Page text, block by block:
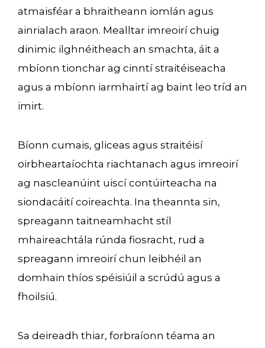
atmaisféar a bhraitheann iomlán agus
ainrialach araon. Mealltar imreoirí chuig
dinimic ilghnéitheach an smachta, áit a
mbíonn tionchar ag cinntí straitéiseacha
agus a mbíonn iarmhairtí ag baint leo tríd an
imirt.
Bíonn cumais, gliceas agus straitéisí
oirbheartaíochta riachtanach agus imreoirí
ag nascleanúint uiscí contúirteacha na
siondacáití coireachta. Ina theannta sin,
spreagann taitneamhacht stíl
mhaireachtála rúnda fiosracht, rud a
spreagann imreoirí chun leibhéil an
domhain thíos spéisiúil a scrúdú agus a
fhoilsiú.
Sa deireadh thiar, forbraíonn téama an